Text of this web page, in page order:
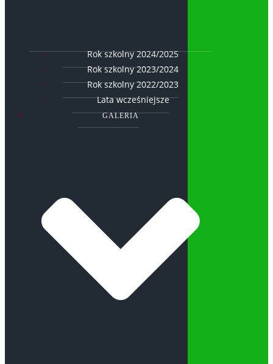
Rok szkolny 2024/2025
Rok szkolny 2023/2024
Rok szkolny 2022/2023
Lata wcześniejsze
GALERIA